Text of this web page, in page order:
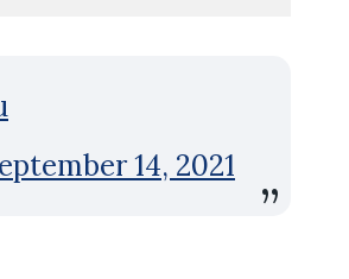
14, 2021